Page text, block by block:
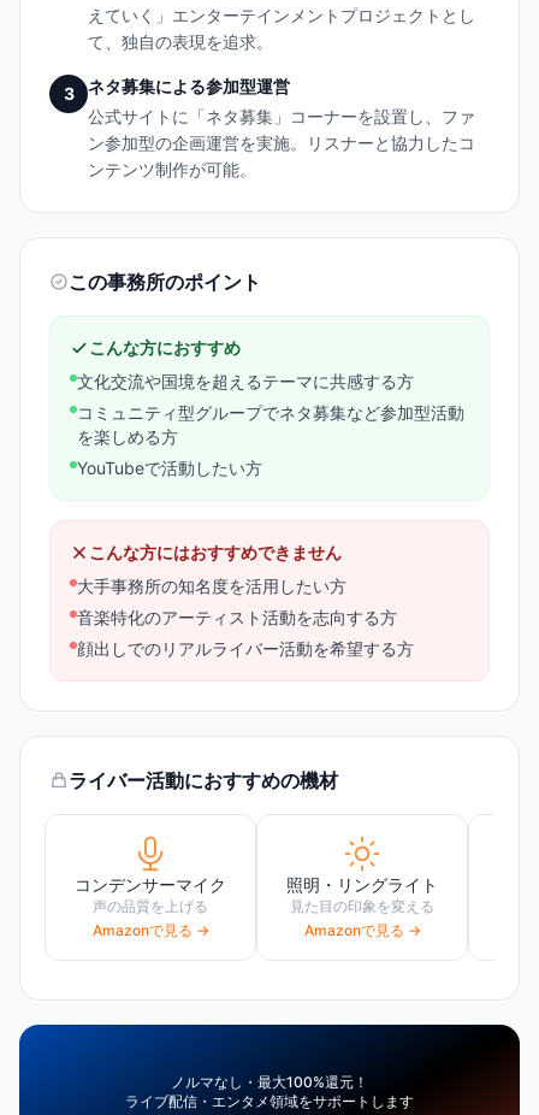
えていく」エンターテインメントプロジェクトとし
て、独自の表現を追求。
3
ネタ募集による参加型運営
公式サイトに「ネタ募集」コーナーを設置し、ファ
ン参加型の企画運営を実施。リスナーと協力したコ
ンテンツ制作が可能。
この事務所のポイント
こんな方におすすめ
文化交流や国境を超えるテーマに共感する方
コミュニティ型グループでネタ募集など参加型活動
を楽しめる方
YouTubeで活動したい方
こんな方にはおすすめできません
大手事務所の知名度を活用したい方
音楽特化のアーティスト活動を志向する方
顔出しでのリアルライバー活動を希望する方
ライバー活動におすすめの機材
コンデンサーマイク
声の品質を上げる
Amazonで見る →
照明・リングライト
見た目の印象を変える
Amazonで見る →
ノルマなし・最大100%還元！
ライブ配信・エンタメ領域をサポートします